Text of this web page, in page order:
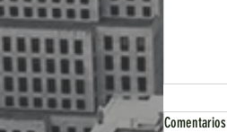
Comentarios